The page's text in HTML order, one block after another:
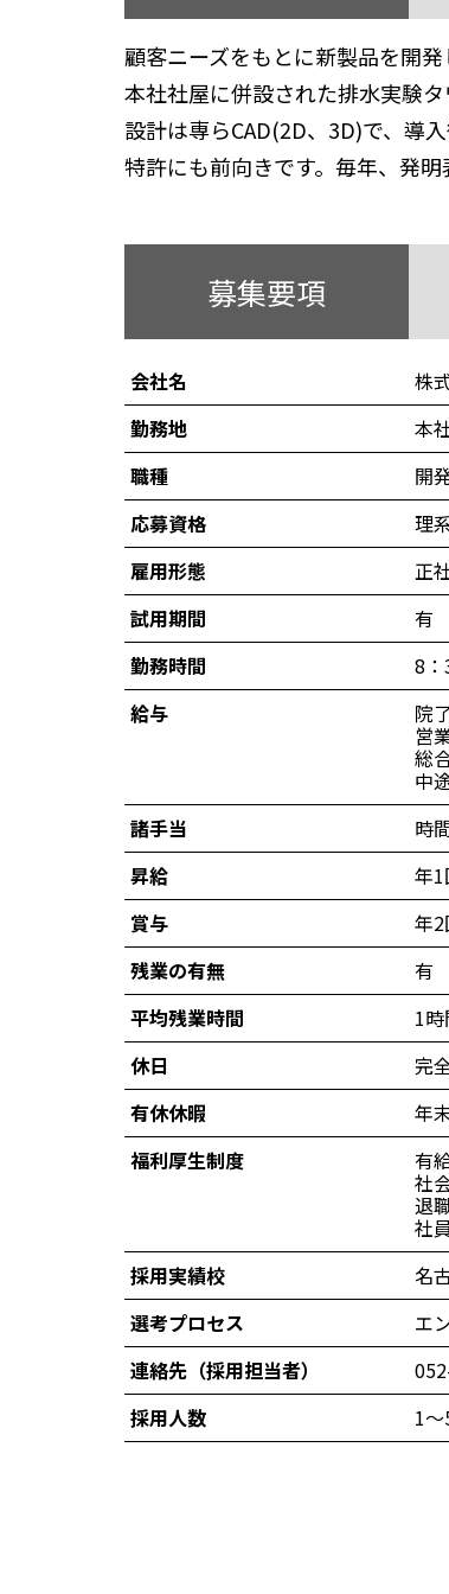
顧客ニーズをもとに新製品を開発
本社社屋に併設された排水実験
設計は専らCAD(2D、3D)で、導
特許にも前向きです。毎年、発
募集要項
会社名
株
勤務地
本
職種
開
応募資格
理
雇用形態
正
試用期間
有
勤務時間
8：
給与
院
営
総
中
諸手当
時
昇給
年1
賞与
年
残業の有無
有
平均残業時間
1
休日
完
有休休暇
年
福利厚生制度
有
社
退
社
採用実績校
名
選考プロセス
エ
連絡先（採用担当者）
採用人数
1